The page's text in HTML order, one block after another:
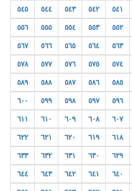
٥٤١ ٥٤٢ ٥٤٣ ٥٤٤ ٥٤٥
٥٥٢ ٥٥٣ ٥٥٤ ٥٥٥ ٥٥٦
٥٦٣ ٥٦٤ ٥٦٥ ٥٦٦ ٥٦٧
٥٧٤ ٥٧٥ ٥٧٦ ٥٧٧ ٥٧٨
٥٨٥ ٥٨٦ ٥٨٧ ٥٨٨ ٥٨٩
٥٩٦ ٥٩٧ ٥٩٨ ٥٩٩ ٦٠٠
٦٠٧ ٦٠٨ ٦٠٩ ٦١٠ ٦١١
٦١٨ ٦١٩ ٦٢٠ ٦٢١ ٦٢٢
٦٢٩ ٦٣٠ ٦٣١ ٦٣٢ ٦٣٣
٦٤٠ ٦٤١ ٦٤٢ ٦٤٣ ٦٤٤